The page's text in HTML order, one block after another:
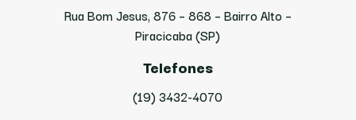
Rua Bom Jesus, 876 – 868 – Bairro Alto –
Piracicaba (SP)
Telefones
(19) 3432-4070